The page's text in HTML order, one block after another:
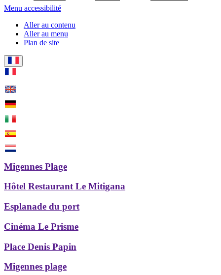
Menu accessibilité
Aller au contenu
Aller au menu
Plan de site
Migennes Plage
Hôtel Restaurant Le Mitigana
Esplanade du port
Cinéma Le Prisme
Place Denis Papin
Migennes plage